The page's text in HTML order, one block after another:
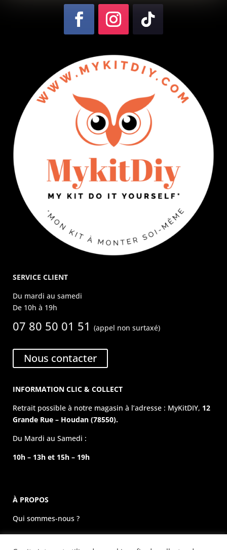
SERVICE CLIENT
Du mardi au samedi
De 10h à 19h
07 80 50 01 51(appel non surtaxé)
Nous contacter
INFORMATION CLIC & COLLECT
Retrait possible à notre magasin à l’adresse : MyKitDIY, 12
Grande Rue – Houdan (78550).
Du Mardi au Samedi :
10h – 13h et 15h – 19h
À PROPOS
Qui sommes-nous ?
La boutique physique